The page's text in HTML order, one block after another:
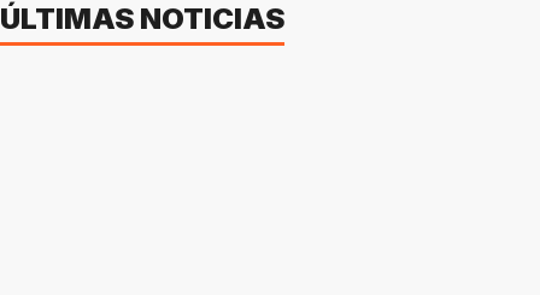
ÚLTIMAS NOTICIAS